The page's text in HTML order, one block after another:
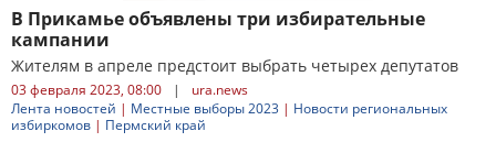
В Прикамье объявлены три избирательные
кампании
Жителям в апреле предстоит выбрать четырех депутатов
03 февраля 2023, 08:00 |
ura.news
Лента новостей | Местные выборы 2023 | Новости региональных
избиркомов | Пермский край